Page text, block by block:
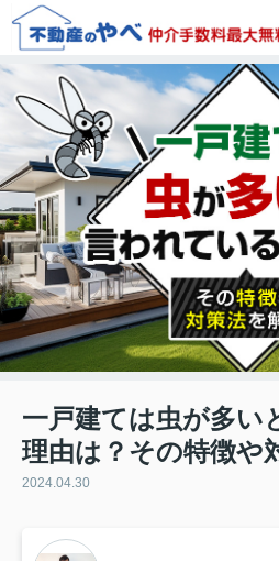
一戸建ては虫が多い
理由は？その特徴や
2024.04.30